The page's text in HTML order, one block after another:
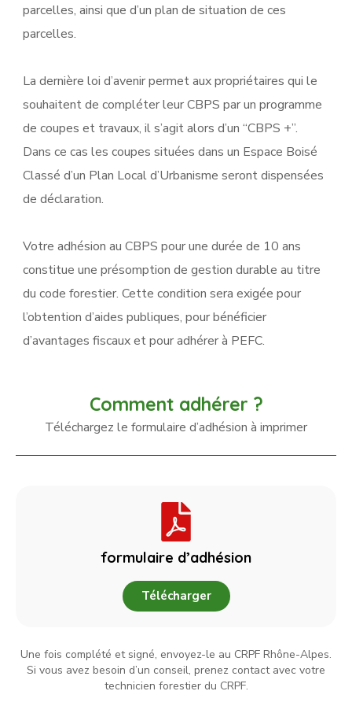
parcelles, ainsi que d’un plan de situation de ces
parcelles.
La dernière loi d’avenir permet aux propriétaires qui le
souhaitent de compléter leur CBPS par un programme
de coupes et travaux, il s’agit alors d’un “CBPS +”.
Dans ce cas les coupes situées dans un Espace Boisé
Classé d’un Plan Local d’Urbanisme seront dispensées
de déclaration.
Votre adhésion au CBPS pour une durée de 10 ans
constitue une présomption de gestion durable au titre
du code forestier. Cette condition sera exigée pour
l’obtention d’aides publiques, pour bénéficier
d’avantages fiscaux et pour adhérer à PEFC.
Comment adhérer ?
Téléchargez le formulaire d’adhésion à imprimer
formulaire d’adhésion
Télécharger
Une fois complété et signé, envoyez-le au CRPF Rhône-Alpes.
Si vous avez besoin d’un conseil, prenez contact avec votre
technicien forestier du CRPF.